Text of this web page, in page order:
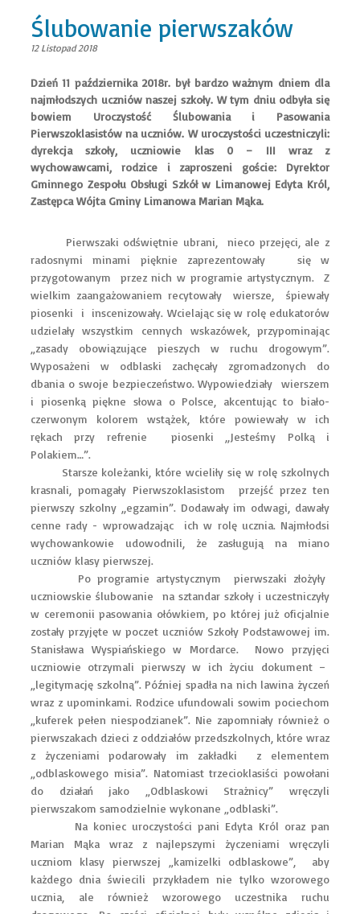
Ślubowanie pierwszaków
12 Listopad 2018
Dzień 11 października 2018r. był bardzo ważnym dniem dla
najmłodszych uczniów naszej szkoły. W tym dniu odbyła się
bowiem Uroczystość Ślubowania i Pasowania
Pierwszoklasistów na uczniów. W uroczystości uczestniczyli:
dyrekcja szkoły, uczniowie klas 0 – III wraz z
wychowawcami, rodzice i zaproszeni goście: Dyrektor
Gminnego Zespołu Obsługi Szkół w Limanowej Edyta Król,
Zastępca Wójta Gminy Limanowa Marian Mąka.
Pierwszaki odświętnie ubrani, nieco przejęci, ale z
radosnymi minami pięknie zaprezentowały się w
przygotowanym przez nich w programie artystycznym. Z
wielkim zaangażowaniem recytowały wiersze, śpiewały
piosenki i inscenizowały. Wcielając się w rolę edukatorów
udzielały wszystkim cennych wskazówek, przypominając
„zasady obowiązujące pieszych w ruchu drogowym”.
Wyposażeni w odblaski zachęcały zgromadzonych do
dbania o swoje bezpieczeństwo. Wypowiedziały wierszem
i piosenką piękne słowa o Polsce, akcentując to biało-
czerwonym kolorem wstążek, które powiewały w ich
rękach przy refrenie piosenki ,,Jesteśmy Polką i
Polakiem…”.
Starsze koleżanki, które wcieliły się w rolę szkolnych
krasnali, pomagały Pierwszoklasistom przejść przez ten
pierwszy szkolny ,,egzamin”. Dodawały im odwagi, dawały
cenne rady - wprowadzając ich w rolę ucznia. Najmłodsi
wychowankowie udowodnili, że zasługują na miano
uczniów klasy pierwszej.
Po programie artystycznym pierwszaki złożyły
uczniowskie ślubowanie na sztandar szkoły i uczestniczyły
w ceremonii pasowania ołówkiem, po której już oficjalnie
zostały przyjęte w poczet uczniów Szkoły Podstawowej im.
Stanisława Wyspiańskiego w Mordarce. Nowo przyjęci
uczniowie otrzymali pierwszy w ich życiu dokument –
„legitymację szkolną”. Później spadła na nich lawina życzeń
wraz z upominkami. Rodzice ufundowali sowim pociechom
„kuferek pełen niespodzianek”. Nie zapomniały również o
pierwszakach dzieci z oddziałów przedszkolnych, które wraz
z życzeniami podarowały im zakładki z elementem
„odblaskowego misia”. Natomiast trzecioklasiści powołani
do działań jako „Odblaskowi Strażnicy” wręczyli
pierwszakom samodzielnie wykonane „odblaski”.
Na koniec uroczystości pani Edyta Król oraz pan
Marian Mąka wraz z najlepszymi życzeniami wręczyli
uczniom klasy pierwszej „kamizelki odblaskowe”, aby
każdego dnia świecili przykładem nie tylko wzorowego
ucznia, ale również wzorowego uczestnika ruchu